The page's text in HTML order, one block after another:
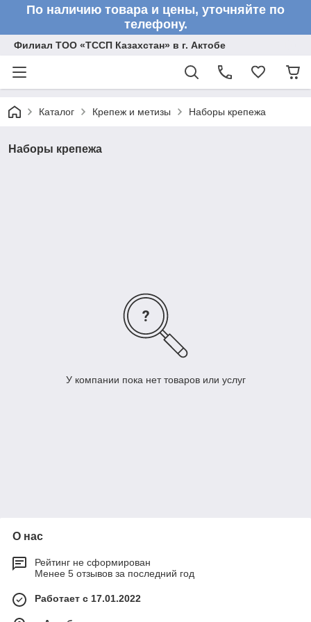
По наличию товара и цены, уточняйте по
телефону.
Филиал ТОО «ТССП Казахстан» в г. Актобе
Каталог Крепеж и метизы Наборы крепежа
Наборы крепежа
У компании пока нет товаров или услуг
О нас
Рейтинг не сформирован
Менее 5 отзывов за последний год
Работает с 17.01.2022